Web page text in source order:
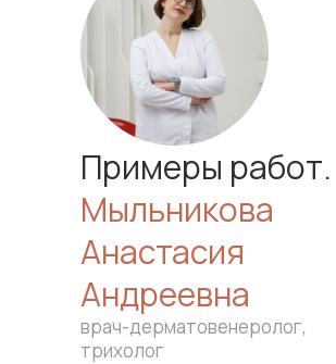
Примеры работ.
Мыльникова
Анастасия
Андреевна
врач-дерматовенеролог,
трихолог